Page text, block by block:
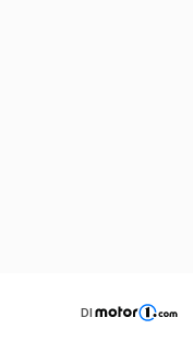
DI